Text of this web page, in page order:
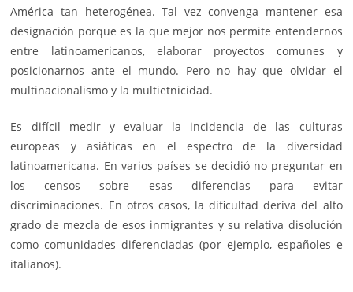
América tan heterogénea. Tal vez convenga mantener esa
designación porque es la que mejor nos permite entendernos
entre latinoamericanos, elaborar proyectos comunes y
posicionarnos ante el mundo. Pero no hay que olvidar el
multinacionalismo y la multietnicidad.
Es difícil medir y evaluar la incidencia de las culturas
europeas y asiáticas en el espectro de la diversidad
latinoamericana. En varios países se decidió no preguntar en
los censos sobre esas diferencias para evitar
discriminaciones. En otros casos, la dificultad deriva del alto
grado de mezcla de esos inmigrantes y su relativa disolución
como comunidades diferenciadas (por ejemplo, españoles e
italianos).